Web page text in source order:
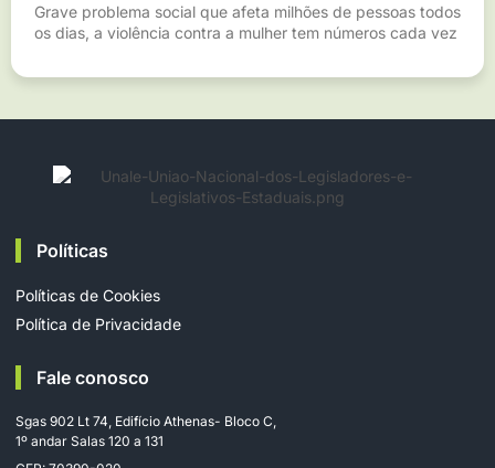
Grave problema social que afeta milhões de pessoas todos
os dias, a violência contra a mulher tem números cada vez
Políticas
Políticas de Cookies
Política de Privacidade
Fale conosco
Sgas 902 Lt 74, Edifício Athenas- Bloco C,
1º andar Salas 120 a 131